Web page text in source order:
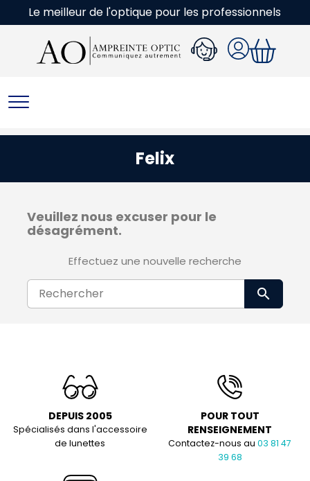
Le meilleur de l'optique pour les professionnels
Felix
Veuillez nous excuser pour le
désagrément.
Effectuez une nouvelle recherche

DEPUIS 2005
Spécialisés dans l'accessoire
de lunettes
POUR TOUT
RENSEIGNEMENT
Contactez-nous au03 81 47
39 68